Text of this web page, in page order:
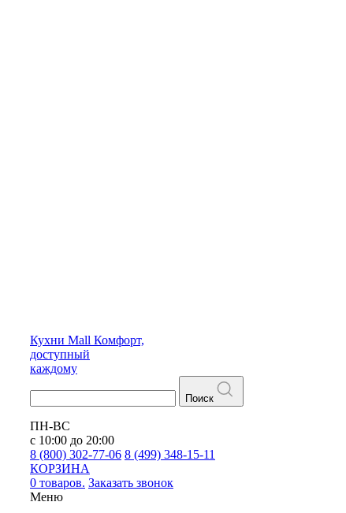
Кухни Mall Комфорт,
доступный
каждому
Поиск
ПН-ВС
с 10:00 до 20:00
8 (800) 302-77-06 8 (499) 348-15-11
КОРЗИНА
0 товаров. Заказать звонок
Меню